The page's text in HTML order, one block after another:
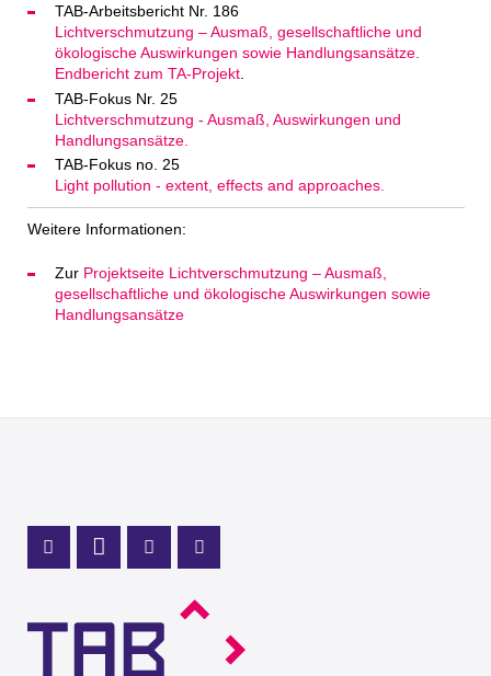
TAB-Arbeitsbericht Nr. 186
Lichtverschmutzung – Ausmaß, gesellschaftliche und
ökologische Auswirkungen sowie Handlungsansätze.
Endbericht zum TA-Projekt.
TAB-Fokus Nr. 25
Lichtverschmutzung - Ausmaß, Auswirkungen und
Handlungsansätze.
TAB-Fokus no. 25
Light pollution - extent, effects and approaches.
Weitere Informationen:
Zur Projektseite Lichtverschmutzung – Ausmaß,
gesellschaftliche und ökologische Auswirkungen sowie
Handlungsansätze
Profil Mastodon
LinkedIn Profil
Instagram Profil
Youtube Profil